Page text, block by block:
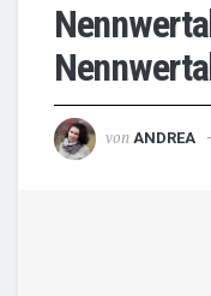
von ANDREA